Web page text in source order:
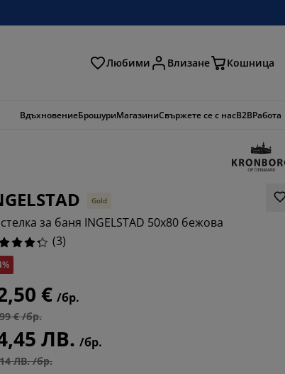
Любими Влизане Кошница
ВдъхновениеБрошуриМагазиниСвържете се с насB2BРабота
Gold
за баня INGELSTAD 50x80 бежова
(3)
€ /бр.
€ /бр.
ЛВ. /бр.
ЛВ. /бр.